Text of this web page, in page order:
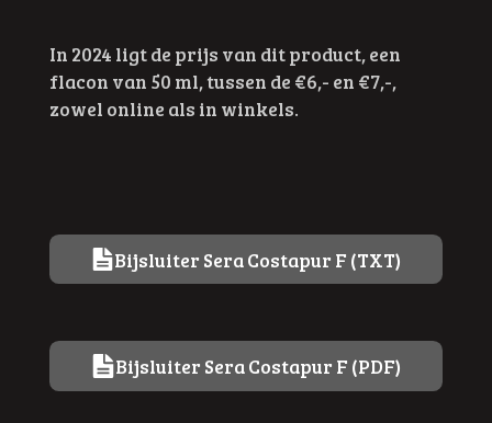
In 2024 ligt de prijs van dit product, een
flacon van 50 ml, tussen de €6,- en €7,-,
zowel online als in winkels.
Bijsluiter Sera Costapur F (TXT)
Bijsluiter Sera Costapur F (PDF)